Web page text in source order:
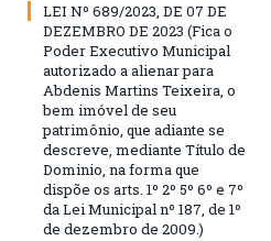
LEI Nº 689/2023, DE 07 DE
DEZEMBRO DE 2023 (Fica o
Poder Executivo Municipal
autorizado a alienar para
Abdenis Martins Teixeira, o
bem imóvel de seu
patrimônio, que adiante se
descreve, mediante Título de
Dominio, na forma que
dispõe os arts. 1º 2º 5º 6º e 7º
da Lei Municipal nº 187, de 1º
de dezembro de 2009.)